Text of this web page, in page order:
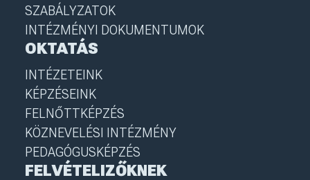
SZABÁLYZATOK
INTÉZMÉNYI DOKUMENTUMOK
OKTATÁS
INTÉZETEINK
KÉPZÉSEINK
FELNŐTTKÉPZÉS
KÖZNEVELÉSI INTÉZMÉNY
PEDAGÓGUSKÉPZÉS
FELVÉTELIZŐKNEK